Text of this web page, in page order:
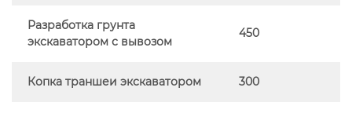
Разработка грунта
экскаватором с вывозом
450
Копка траншеи экскаватором 300